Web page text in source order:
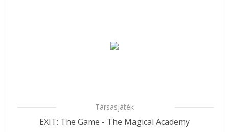
Társasjáték
EXIT: The Game - The Magical Academy